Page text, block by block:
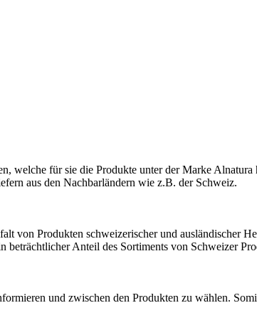
welche für sie die Produkte unter der Marke
aus den Nachbarländern wie z.B. der Schweiz.
von Produkten schweizerischer und ausländischer
Anteil des Sortiments von Schweizer
und zwischen den Produkten zu wählen.